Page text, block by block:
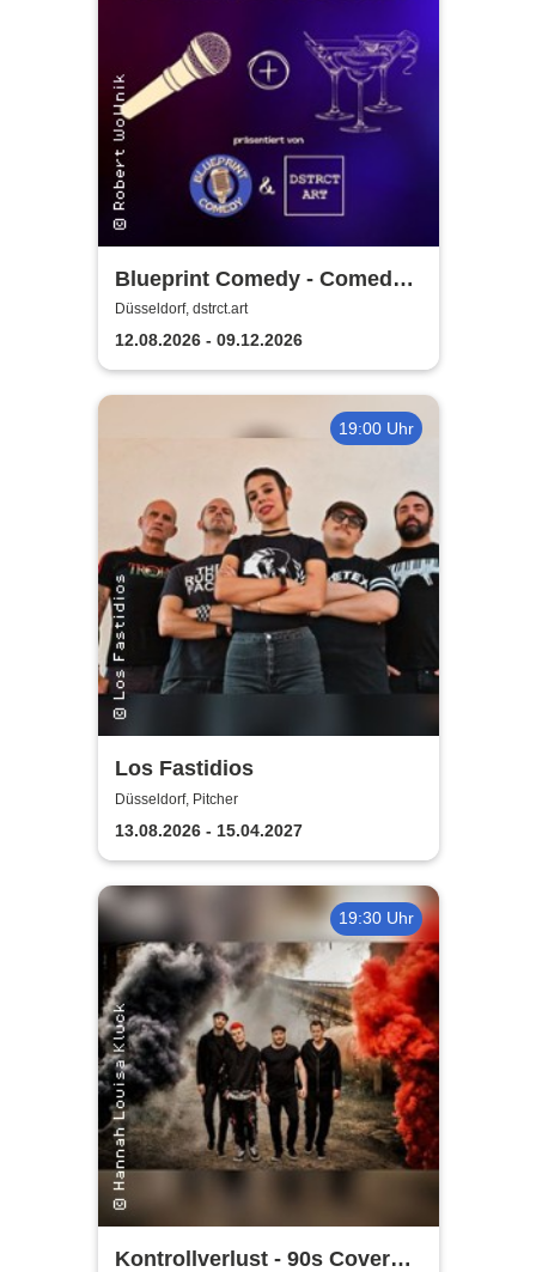
Blueprint Comedy - Comedy
& Cocktails | Düsseldorf
Düsseldorf, dstrct.art
12.08.2026 - 09.12.2026
19:00 Uhr
Los Fastidios
Düsseldorf, Pitcher
13.08.2026 - 15.04.2027
19:30 Uhr
Kontrollverlust - 90s Cover